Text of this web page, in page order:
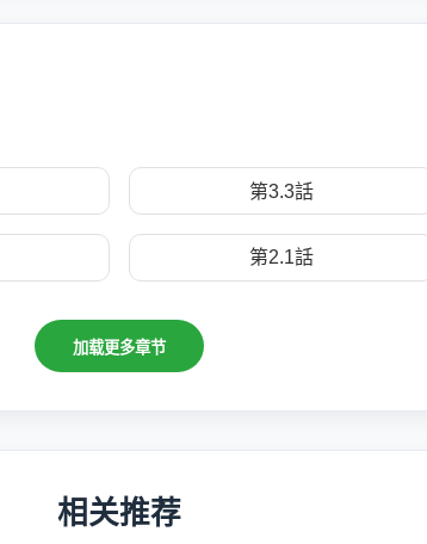
第3.3話
第2.1話
加载更多章节
相关推荐